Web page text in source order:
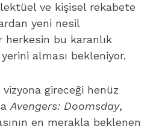
ve kişisel rekabete
yeni nesil
herkesin bu karanlık
alması bekleniyor.
vizyona gireceği henüz
Avengers: Doomsday,
en merakla beklenen